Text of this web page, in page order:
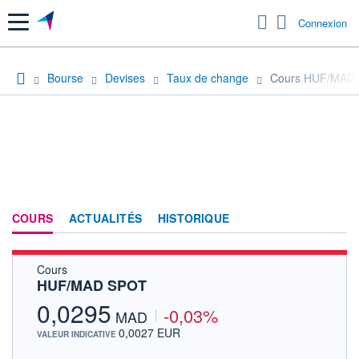
Menu Connexion
Bourse Devises Taux de change Cours HUF/MAD
COURS ACTUALITÉS HISTORIQUE
Cours
HUF/MAD SPOT
0,0295 MAD -0,03%
VALEUR INDICATIVE 0,0027 EUR